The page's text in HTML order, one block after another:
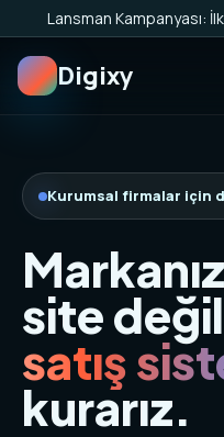
Digixy
Kurumsal firmalar için
site
satış
kurarız.